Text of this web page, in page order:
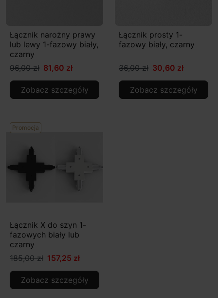
Łącznik narożny prawy
lub lewy 1-fazowy biały,
czarny
96,00 zł 81,60 zł
Zobacz szczegóły
Łącznik prosty 1-
fazowy biały, czarny
36,00 zł 30,60 zł
Zobacz szczegóły
Promocja
Łącznik X do szyn 1-
fazowych biały lub
czarny
185,00 zł 157,25 zł
Zobacz szczegóły